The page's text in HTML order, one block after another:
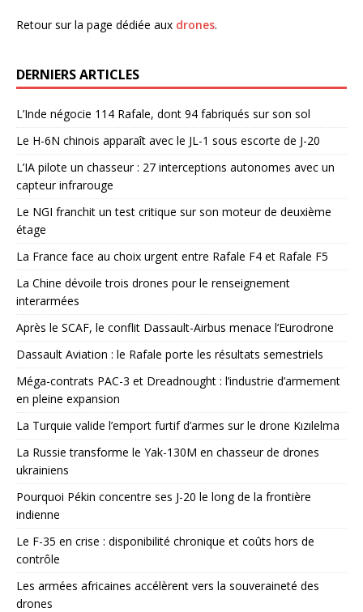
Retour sur la page dédiée aux drones.
DERNIERS ARTICLES
L’Inde négocie 114 Rafale, dont 94 fabriqués sur son sol
Le H-6N chinois apparaît avec le JL-1 sous escorte de J-20
L’IA pilote un chasseur : 27 interceptions autonomes avec un
capteur infrarouge
Le NGI franchit un test critique sur son moteur de deuxième
étage
La France face au choix urgent entre Rafale F4 et Rafale F5
La Chine dévoile trois drones pour le renseignement
interarmées
Après le SCAF, le conflit Dassault-Airbus menace l’Eurodrone
Dassault Aviation : le Rafale porte les résultats semestriels
Méga-contrats PAC-3 et Dreadnought : l’industrie d’armement
en pleine expansion
La Turquie valide l’emport furtif d’armes sur le drone Kızılelma
La Russie transforme le Yak-130M en chasseur de drones
ukrainiens
Pourquoi Pékin concentre ses J-20 le long de la frontière
indienne
Le F-35 en crise : disponibilité chronique et coûts hors de
contrôle
Les armées africaines accélèrent vers la souveraineté des
drones